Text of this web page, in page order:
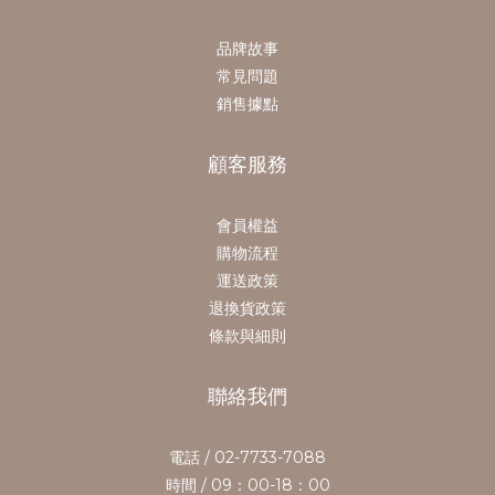
品牌故事
常見問題
銷售據點
顧客服務
會員權益
購物流程
運送政策
退換貨政策
條款與細則
聯絡我們
電話 / 02-7733-7088
時間 / 09：00-18：00